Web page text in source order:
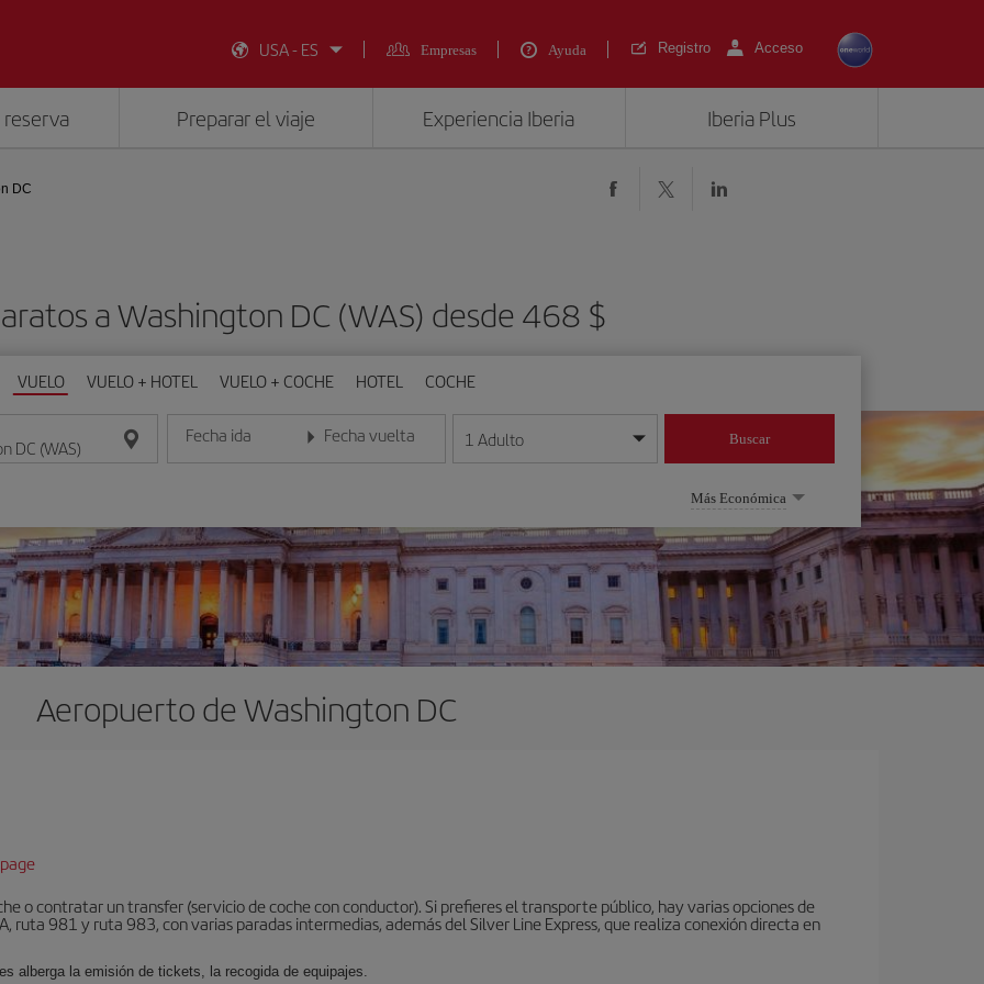
USA - ES Empresas Ayuda Registro Acceso
Preparar el viaje Experiencia Iberia Iberia Plus
DC
a Washington DC (WAS) desde 468 $
VUELO VUELO + HOTEL VUELO + COCHE HOTEL COCHE
Fecha ida
Introduce la fecha en formato día/mes/año
Fecha vuelta
Introduce la fecha en formato día/mes/año
1 Adulto Buscar
Más Económica
Aeropuerto de Washington DC
o contratar un transfer (servicio de coche con conductor). Si prefieres el transporte público, hay varias opciones de
ruta 981 y ruta 983, con varias paradas intermedias, además del Silver Line Express, que realiza conexión directa en
alberga la emisión de tickets, la recogida de equipajes.